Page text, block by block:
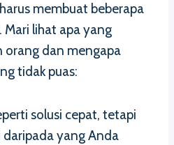
membuat beberapa
Mari lihat apa yang
orang dan mengapa
tidak puas:
solusi cepat, tetapi
daripada yang Anda